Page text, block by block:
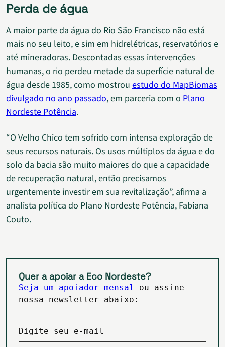
Perda de água
A maior parte da água do Rio São Francisco não está
mais no seu leito, e sim em hidrelétricas, reservatórios e
até mineradoras. Descontadas essas intervenções
humanas, o rio perdeu metade da superfície natural de
água desde 1985, como mostrou estudo do MapBiomas
divulgado no ano passado, em parceria com o Plano
Nordeste Potência.
“O Velho Chico tem sofrido com intensa exploração de
seus recursos naturais. Os usos múltiplos da água e do
solo da bacia são muito maiores do que a capacidade
de recuperação natural, então precisamos
urgentemente investir em sua revitalização”, afirma a
analista política do Plano Nordeste Potência, Fabiana
Couto.
Quer a apoiar a Eco Nordeste?
Seja um apoiador mensal
ou assine
nossa newsletter abaixo:
Digite seu e-mail